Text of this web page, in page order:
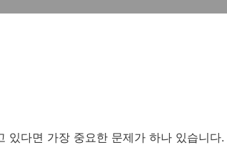
있다면 가장 중요한 문제가 하나 있습니다.